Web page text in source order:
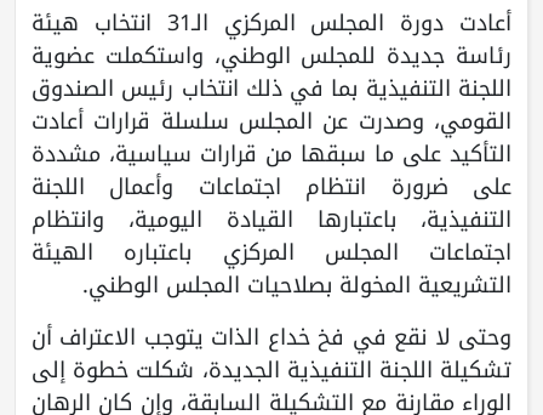
أعادت دورة المجلس المركزي الـ31 انتخاب هيئة
رئاسة جديدة للمجلس الوطني، واستكملت عضوية
اللجنة التنفيذية بما في ذلك انتخاب رئيس الصندوق
القومي، وصدرت عن المجلس سلسلة قرارات أعادت
التأكيد على ما سبقها من قرارات سياسية، مشددة
على ضرورة انتظام اجتماعات وأعمال اللجنة
التنفيذية، باعتبارها القيادة اليومية، وانتظام
اجتماعات المجلس المركزي باعتباره الهيئة
التشريعية المخولة بصلاحيات المجلس الوطني.
وحتى لا نقع في فخ خداع الذات يتوجب الاعتراف أن
تشكيلة اللجنة التنفيذية الجديدة، شكلت خطوة إلى
الوراء مقارنة مع التشكيلة السابقة، وإن كان الرهان